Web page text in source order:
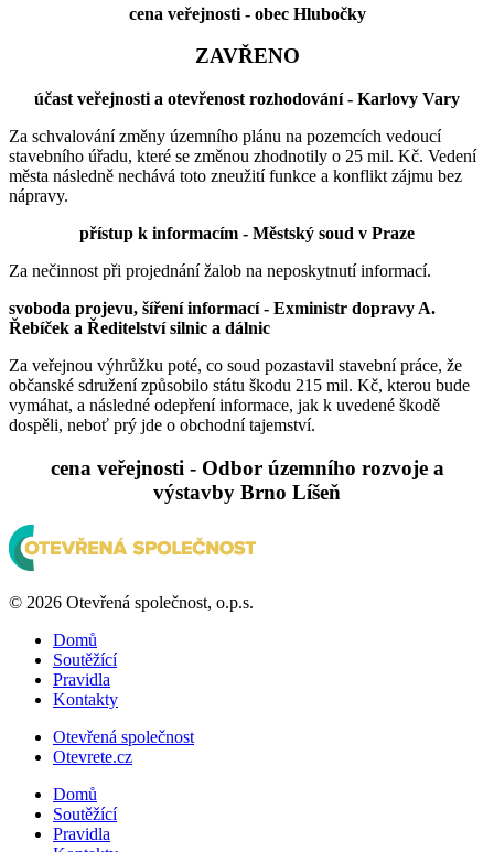
cena veřejnosti - obec Hlubočky
ZAVŘENO
účast veřejnosti a otevřenost rozhodování - Karlovy Vary
Za schvalování změny územního plánu na pozemcích vedoucí
stavebního úřadu, které se změnou zhodnotily o 25 mil. Kč. Vedení
města následně nechává toto zneužití funkce a konflikt zájmu bez
nápravy.
přístup k informacím - Městský soud v Praze
Za nečinnost při projednání žalob na neposkytnutí informací.
svoboda projevu, šíření informací - Exministr dopravy A.
Řebíček a Ředitelství silnic a dálnic
Za veřejnou výhrůžku poté, co soud pozastavil stavební práce, že
občanské sdružení způsobilo státu škodu 215 mil. Kč, kterou bude
vymáhat, a následné odepření informace, jak k uvedené škodě
dospěli, neboť prý jde o obchodní tajemství.
cena veřejnosti - Odbor územního rozvoje a
výstavby Brno Líšeň
© 2026 Otevřená společnost, o.p.s.
Domů
Soutěžící
Pravidla
Kontakty
Otevřená společnost
Otevrete.cz
Domů
Soutěžící
Pravidla